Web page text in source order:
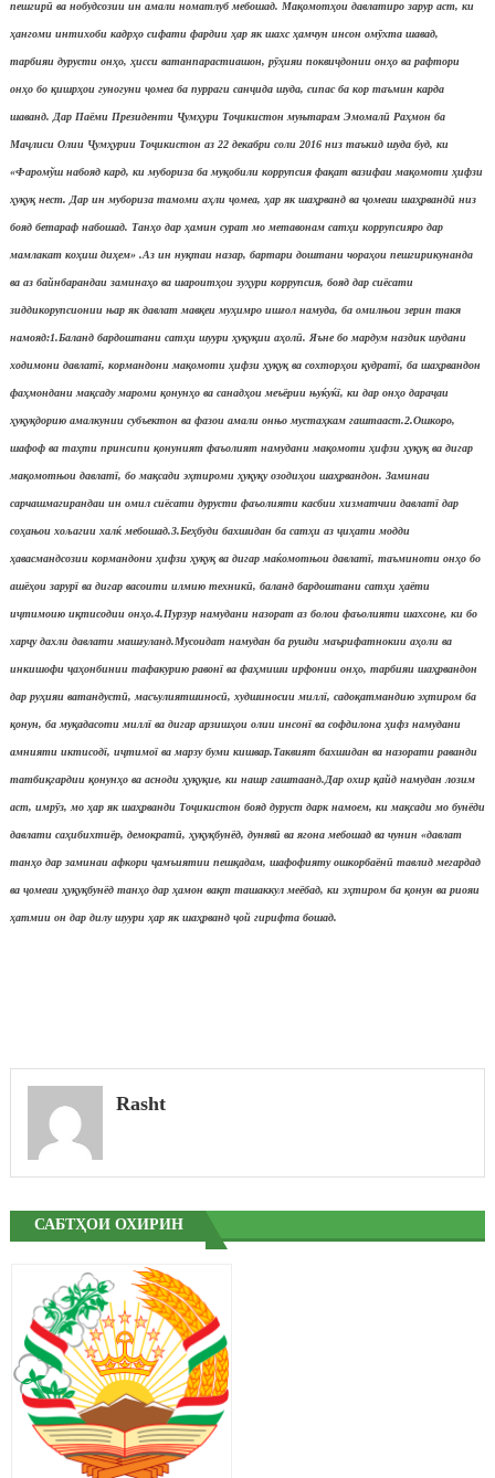
пешгирӣва нобудсозии ин амали номатлуб мебошад. Мақомотҳои давлатиро зарур аст, ки
ҳангоми интихоби кадрҳо сифати фардии ҳар як шахсҳамчун инсон омӯхта шавад,
тарбияи дурусти онҳо, ҳисси ватанпарастиашон, рӯҳияи поквиҷдонии онҳо ва рафтори
онҳо бо қишрҳои гуногуни ҷомеа ба пурраги санҷида шуда, сипас ба кор таъмин карда
шаванд. Дар Паёми Президенти Ҷумҳури Тоҷикистон муњтарам ЭмомалӣРаҳмон ба
Маҷлиси Олии Ҷумҳурии Тоҷикистон аз 22 декабри соли 2016 низ таъкид шуда буд, ки
«Фаромўш набояд кард, ки мубориза ба муқобили коррупсия фақат вазифаи мақомоти ҳифзи
ҳуқуқнест. Дар ин мубориза тамоми аҳли ҷомеа, ҳар як шаҳрванд ва ҷомеаи шаҳрвандӣниз
бояд бетараф набошад. Танҳо дар ҳамин сурат мо метавонам сатҳи коррупсияро дар
мамлакат коҳиш диҳем» .Аз ин нуқтаи назар, бартари доштани чораҳои пешгирикунанда
ва аз байнбарандаи заминаҳо ва шароитҳои зуҳури коррупсия, бояд дар сиёсати
зиддикорупсионии њар як давлат мавқеи муҳимро ишғол намуда, ба омилњои зерин такя
намояд:1.Баланд бардоштани сатҳи шуури ҳуқуқии аҳолӣ. Яъне бо мардум наздик шудани
ходимони давлатї, кормандони мақомоти ҳифзи ҳуқуқва сохторҳои қудратї, ба шаҳрвандон
фаҳмондани мақсаду мароми қонунҳо ва санадҳои меъёрии њуќуќї, ки дар онҳо дараҷаи
ҳуқуқдорию амалкунии субъектон ва фазои амали онњо мустаҳкам гаштааст.2.Ошкоро,
шафоф ва таҳти принсипи қонуният фаъолият намудани мақомоти ҳифзи ҳуқуқва дигар
мақомотњои давлатї, бо мақсади эҳтироми ҳуқуқу озодиҳои шаҳрвандон. Заминаи
сарчашмагирандаи ин омил сиёсати дурусти фаъолияти касбии хизматчии давлатї дар
соҳањои хољагии халќ мебошад.3.Беҳбуди бахшидан ба сатҳи аз ҷиҳати модди
ҳавасмандсозии кормандони ҳифзи ҳуқуқва дигар маќомотњои давлатї, таъминоти онҳо бо
ашёҳои зарурї ва дигар васоити илмию техникӣ, баланд бардоштани сатҳи ҳаёти
иҷтимоию иқтисодии онҳо.4.Пурзур намудани назорат аз болои фаъолияти шахсоне, ки бо
харҷу дахли давлати машғуланд.Мусоидат намудан ба рушди маърифатнокии аҳоли ва
инкишофи ҷаҳонбинии тафакурию равонї ва фаҳмиши ирфонии онҳо, тарбияи шаҳрвандон
дар руҳияи ватандустӣ, масъулиятшиносӣ, худшиносии миллї, садоқатмандию эҳтиром ба
қонун, ба муқадасоти миллї ва дигар арзишҳои олии инсонї ва софдилона ҳифз намудани
амнияти иктисодї, иҷтимої ва марзу буми кишвар.Таквият бахшидан ва назорати раванди
татбиқгардии қонунҳо ва асноди ҳуқуқие, ки нашр гаштаанд.Дар охир қайд намудан лозим
аст, имрӯз, мо ҳар як шаҳрванди Тоҷикистон бояд дуруст дарк намоем, ки мақсади мо бунёди
давлати саҳибихтиёр, демократӣ, ҳуқуқбунёд, дунявӣва ягона мебошад ва чунин «давлат
танҳо дар заминаи афкори ҷамъиятии пешқадам, шафофияту ошкорбаёнӣтавлид мегардад
ва ҷомеаи ҳуқуқбунёд танҳо дар ҳамон вақт ташаккул меёбад, ки эҳтиром ба қонун ва риояи
ҳатмии он дар дилу шуури ҳар як шаҳрванд ҷой гирифта бошад.
Rasht
САБТҲОИ ОХИРИН